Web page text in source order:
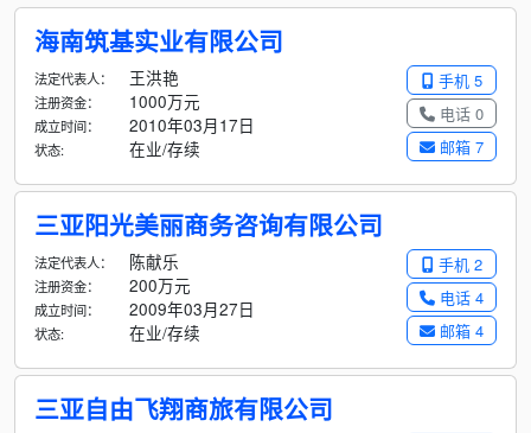
海南筑基实业有限公司
手机 5
电话 0
邮箱 7
法定代表人： 王洪艳
注册资金： 1000万元
成立时间： 2010年03月17日
状态: 在业/存续
三亚阳光美丽商务咨询有限公司
手机 2
电话 4
邮箱 4
法定代表人： 陈献乐
注册资金： 200万元
成立时间： 2009年03月27日
状态: 在业/存续
三亚自由飞翔商旅有限公司